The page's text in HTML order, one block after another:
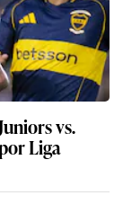
vs.
Liga